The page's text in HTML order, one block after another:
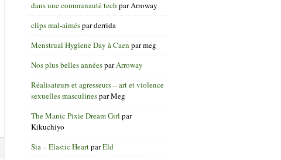
dans une communauté tech parArroway
clips mal-aimésparderrida
Menstrual Hygiene Day à Caen parmeg
Nos plus belles annéesparArroway
Réalisateurs et agresseurs – art et violence
sexuelles masculinesparMeg
The Manic Pixie Dream Girl par
Kikuchiyo
Sia – Elastic HeartparEld